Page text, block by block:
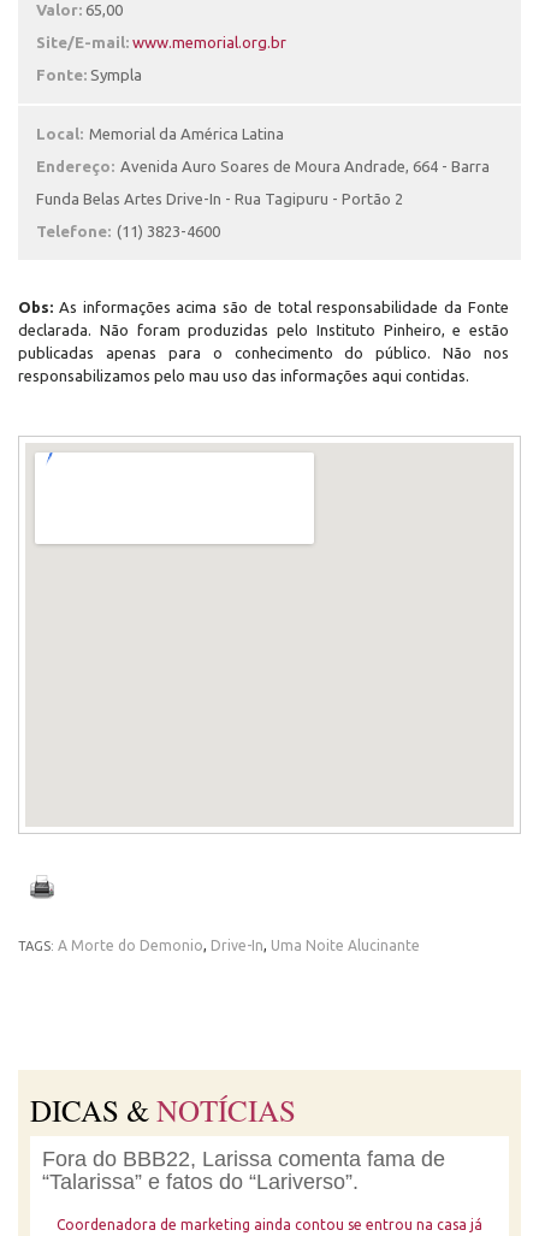
Valor: 65,00
Site/E-mail: www.memorial.org.br
Fonte: Sympla
Local: Memorial da América Latina
Endereço: Avenida Auro Soares de Moura Andrade, 664 - Barra
Funda Belas Artes Drive-In - Rua Tagipuru - Portão 2
Telefone: (11) 3823-4600
Obs: As informações acima são de total responsabilidade da Fonte
declarada. Não foram produzidas pelo Instituto Pinheiro, e estão
publicadas apenas para o conhecimento do público. Não nos
responsabilizamos pelo mau uso das informações aqui contidas.
TAGS: A Morte do Demonio, Drive-In, Uma Noite Alucinante
DICAS &NOTÍCIAS
Fora do BBB22, Larissa comenta fama de
“Talarissa” e fatos do “Lariverso”.
Coordenadora de marketing ainda contou se entrou na casa já